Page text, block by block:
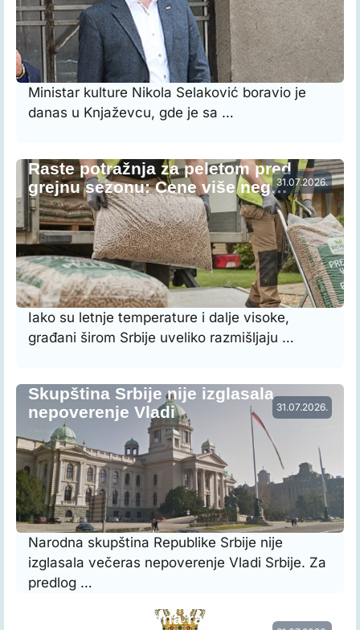
Ministar kulture Nikola Selaković boravio je
danas u Knjaževcu, gde je sa …
31.07.2026.
Raste potražnja za peletom pred
grejnu sezonu: Cene više neg…
Iako su letnje temperature i dalje visoke,
građani širom Srbije uveliko razmišljaju …
31.07.2026.
Skupština Srbije nije izglasala
nepoverenje Vladi
Narodna skupština Republike Srbije nije
izglasala večeras nepoverenje Vladi Srbije. Za
predlog …
Vraćena prethodna raspodela radnog